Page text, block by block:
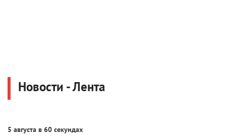
Новости - Лента
5 августа в 60 секундах